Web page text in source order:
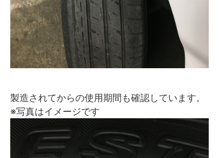
製造されてからの使用期間も確認しています。
※写真はイメージです